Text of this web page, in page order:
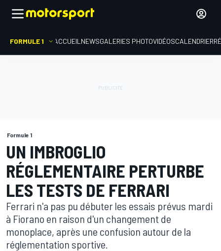
FORMULE 1 ACCUEIL NEWSGALERIES PHOTOVIDÉOSCALENDRIER
Formule 1
UN IMBROGLIO
RÉGLEMENTAIRE PERTURBE
LES TESTS DE FERRARI
Ferrari n'a pas pu débuter les essais prévus mardi
à Fiorano en raison d'un changement de
monoplace, après une confusion autour de la
réglementation sportive.